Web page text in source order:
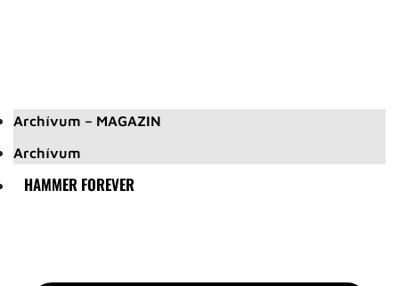
Archívum – MAGAZIN
Archívum
HAMMER FOREVER